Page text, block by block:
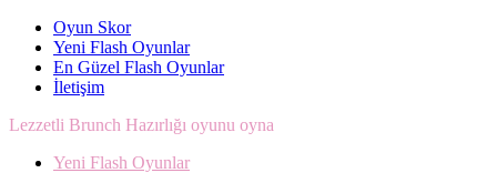
Oyun Skor
Yeni Flash Oyunlar
En Güzel Flash Oyunlar
İletişim
Lezzetli Brunch Hazırlığı oyunu oyna
Yeni Flash Oyunlar